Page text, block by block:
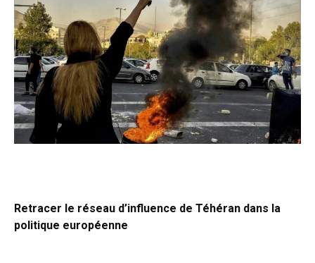
Retracer le réseau d’influence de Téhéran dans la
politique européenne